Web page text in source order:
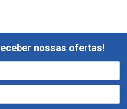
nossas ofertas!